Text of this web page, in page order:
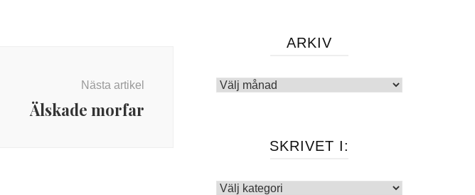
Nästa artikel
Älskade morfar
ARKIV
Arkiv
SKRIVET I:
Skrivet